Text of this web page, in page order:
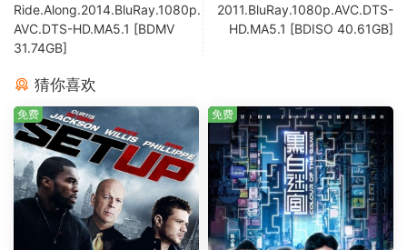
Ride.Along.2014.BluRay.1080p.
AVC.DTS-HD.MA5.1 [BDMV
31.74GB]
2011.BluRay.1080p.AVC.DTS-
HD.MA5.1 [BDISO 40.61GB]
猜你喜欢
免费 免费